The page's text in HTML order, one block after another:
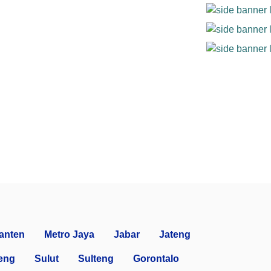
Metro Jaya Jabar Jateng
Sulut Sulteng Gorontalo